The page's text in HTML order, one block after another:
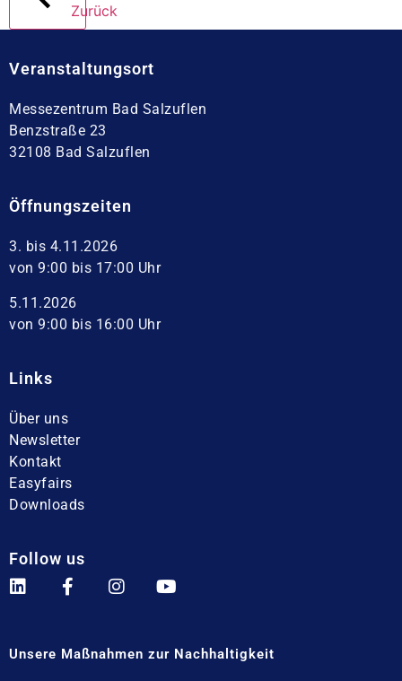
Zurück
Veranstaltungsort
Messezentrum Bad Salzuflen
Benzstraße 23
32108 Bad Salzuflen
Öffnungszeiten
3. bis 4.11.2026
von 9:00 bis 17:00 Uhr
5.11.2026
von 9:00 bis 16:00 Uhr
Links
Über uns
Newsletter
Kontakt
Easyfairs
Downloads
Follow us
Unsere Maßnahmen zur Nachhaltigkeit